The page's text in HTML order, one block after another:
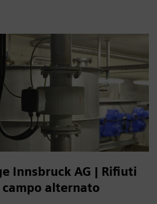
Innsbruck AG | Rifiuti
alternato